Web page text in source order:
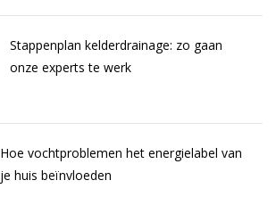
Stappenplan kelderdrainage: zo gaan
onze experts te werk
Hoe vochtproblemen het energielabel van
je huis beïnvloeden